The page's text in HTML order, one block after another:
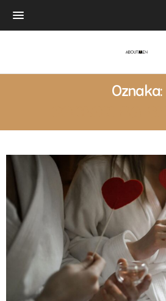
Oznaka: